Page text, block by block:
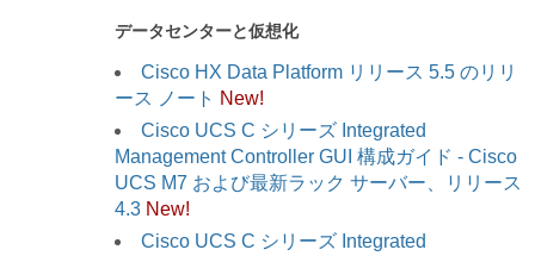
データセンターと仮想化
Cisco HX Data Platform リリース 5.5 のリリ
ース ノート New!
Cisco UCS C シリーズ Integrated
Management Controller GUI 構成ガイド - Cisco
UCS M7 および最新ラック サーバー、リリース
4.3 New!
Cisco UCS C シリーズ Integrated